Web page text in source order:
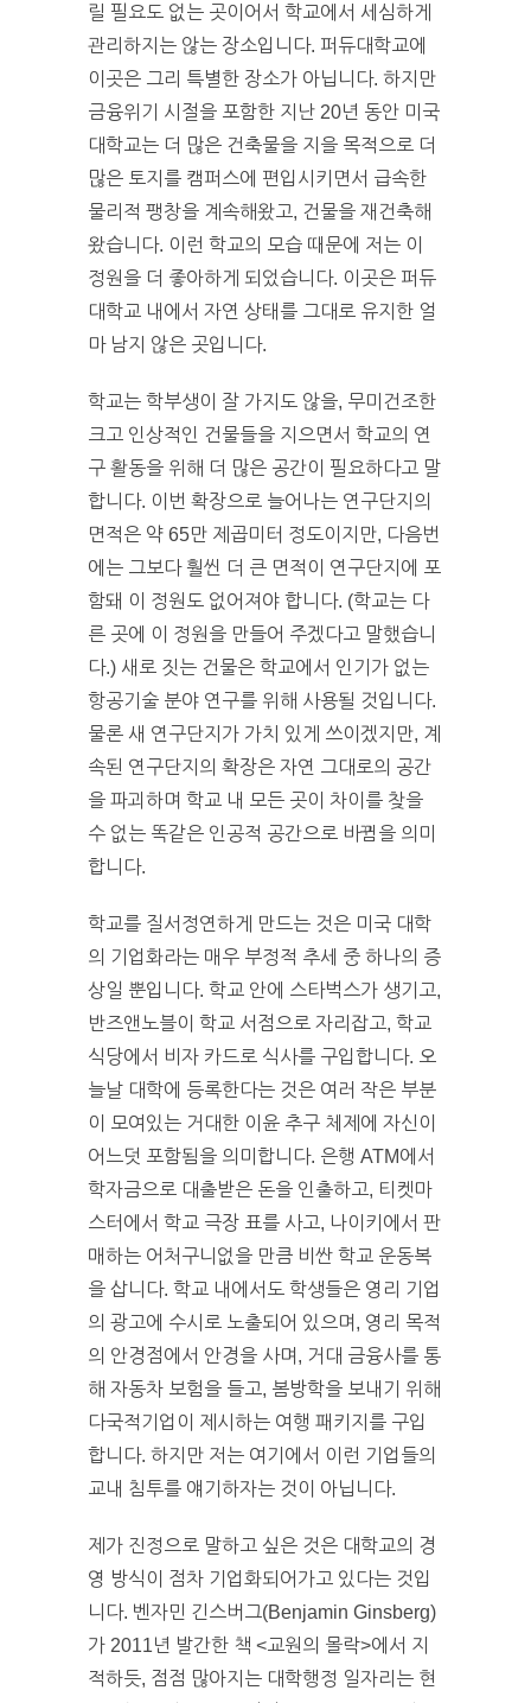
릴 필요도 없는 곳이어서 학교에서 세심하게
관리하지는 않는 장소입니다. 퍼듀대학교에
이곳은 그리 특별한 장소가 아닙니다. 하지만
금융위기 시절을 포함한 지난 20년 동안 미국
대학교는 더 많은 건축물을 지을 목적으로 더
많은 토지를 캠퍼스에 편입시키면서 급속한
물리적 팽창을 계속해왔고, 건물을 재건축해
왔습니다. 이런 학교의 모습 때문에 저는 이
정원을 더 좋아하게 되었습니다. 이곳은 퍼듀
대학교 내에서 자연 상태를 그대로 유지한 얼
마 남지 않은 곳입니다.
학교는 학부생이 잘 가지도 않을, 무미건조한
크고 인상적인 건물들을 지으면서 학교의 연
구 활동을 위해 더 많은 공간이 필요하다고 말
합니다. 이번 확장으로 늘어나는 연구단지의
면적은 약 65만 제곱미터 정도이지만, 다음번
에는 그보다 훨씬 더 큰 면적이 연구단지에 포
함돼 이 정원도 없어져야 합니다. (학교는 다
른 곳에 이 정원을 만들어 주겠다고 말했습니
다.) 새로 짓는 건물은 학교에서 인기가 없는
항공기술 분야 연구를 위해 사용될 것입니다.
물론 새 연구단지가 가치 있게 쓰이겠지만, 계
속된 연구단지의 확장은 자연 그대로의 공간
을 파괴하며 학교 내 모든 곳이 차이를 찾을
수 없는 똑같은 인공적 공간으로 바뀜을 의미
합니다.
학교를 질서정연하게 만드는 것은 미국 대학
의 기업화라는 매우 부정적 추세 중 하나의 증
상일 뿐입니다. 학교 안에 스타벅스가 생기고,
반즈앤노블이 학교 서점으로 자리잡고, 학교
식당에서 비자 카드로 식사를 구입합니다. 오
늘날 대학에 등록한다는 것은 여러 작은 부분
이 모여있는 거대한 이윤 추구 체제에 자신이
어느덧 포함됨을 의미합니다. 은행 ATM에서
학자금으로 대출받은 돈을 인출하고, 티켓마
스터에서 학교 극장 표를 사고, 나이키에서 판
매하는 어처구니없을 만큼 비싼 학교 운동복
을 삽니다. 학교 내에서도 학생들은 영리 기업
의 광고에 수시로 노출되어 있으며, 영리 목적
의 안경점에서 안경을 사며, 거대 금융사를 통
해 자동차 보험을 들고, 봄방학을 보내기 위해
다국적기업이 제시하는 여행 패키지를 구입
합니다. 하지만 저는 여기에서 이런 기업들의
교내 침투를 얘기하자는 것이 아닙니다.
제가 진정으로 말하고 싶은 것은 대학교의 경
영 방식이 점차 기업화되어가고 있다는 것입
니다. 벤자민 긴스버그(Benjamin Ginsberg)
가 2011년 발간한 책 <교원의 몰락>에서 지
적하듯, 점점 많아지는 대학행정 일자리는 현